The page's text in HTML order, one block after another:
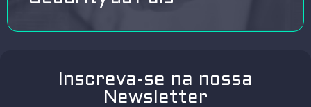
Inscreva-se na nossa
Newsletter